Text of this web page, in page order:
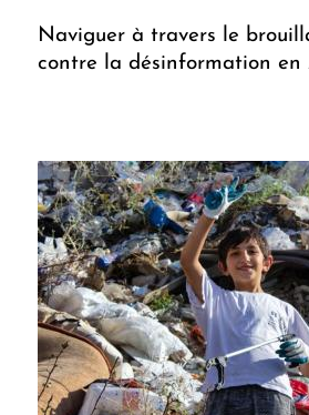
Naviguer à travers le
contre la désinformation en